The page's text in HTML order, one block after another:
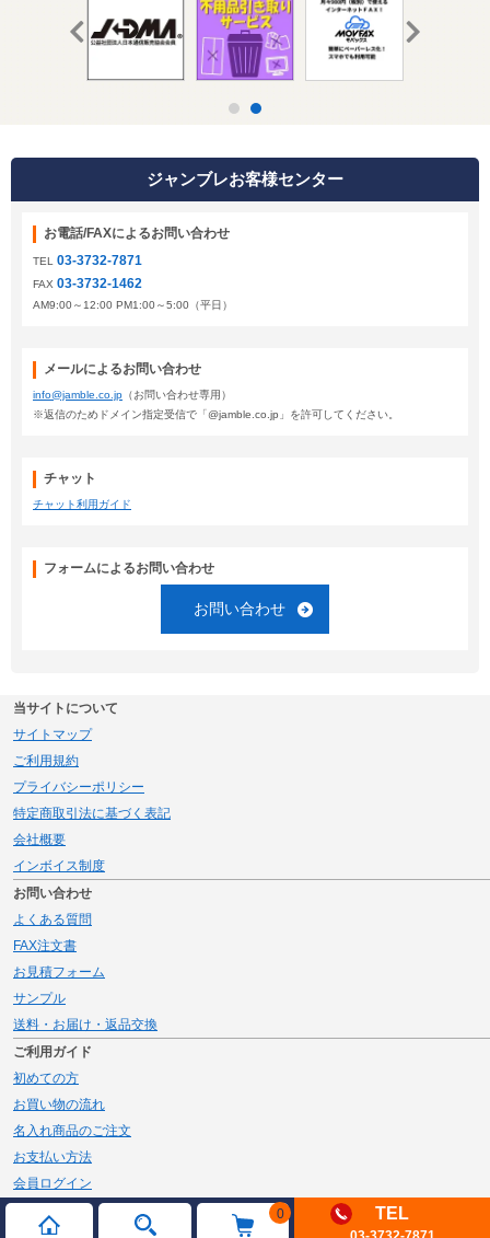
0 TEL
ジャンブレお客様センター
お電話/FAXによるお問い合わせ
TEL 03-3732-7871
FAX 03-3732-1462
AM9:00～12:00 PM1:00～5:00（平日）
メールによるお問い合わせ
info@jamble.co.jp （お問い合わせ専用）
※返信のためドメイン指定受信で「@jamble.co.jp」を許可してください。
チャット
チャット利用ガイド
フォームによるお問い合わせ
お問い合わせ
当サイトについて
サイトマップ
ご利用規約
プライバシーポリシー
特定商取引法に基づく表記
会社概要
インボイス制度
お問い合わせ
よくある質問
FAX注文書
お見積フォーム
サンプル
送料・お届け・返品交換
ご利用ガイド
初めての方
お買い物の流れ
名入れ商品のご注文
お支払い方法
会員ログイン
メルマガ登録